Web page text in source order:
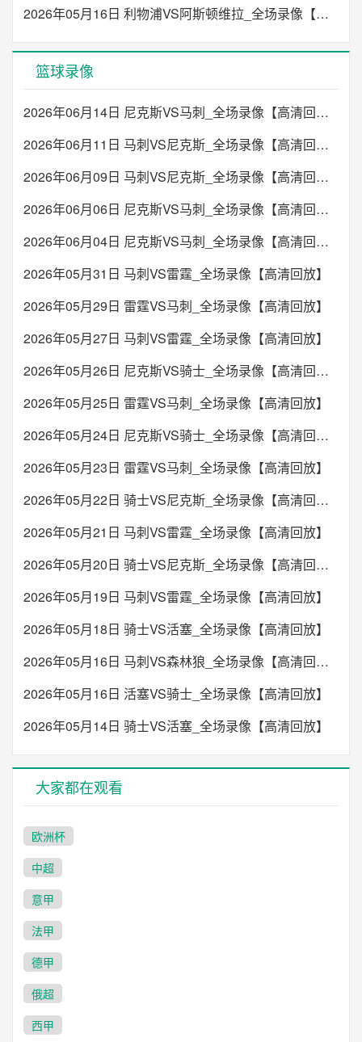
2026年05月16日 利物浦VS阿斯顿维拉_全场录像【高清回放】
篮球录像
2026年06月14日 尼克斯VS马刺_全场录像【高清回放】
2026年06月11日 马刺VS尼克斯_全场录像【高清回放】
2026年06月09日 马刺VS尼克斯_全场录像【高清回放】
2026年06月06日 尼克斯VS马刺_全场录像【高清回放】
2026年06月04日 尼克斯VS马刺_全场录像【高清回放】
2026年05月31日 马刺VS雷霆_全场录像【高清回放】
2026年05月29日 雷霆VS马刺_全场录像【高清回放】
2026年05月27日 马刺VS雷霆_全场录像【高清回放】
2026年05月26日 尼克斯VS骑士_全场录像【高清回放】
2026年05月25日 雷霆VS马刺_全场录像【高清回放】
2026年05月24日 尼克斯VS骑士_全场录像【高清回放】
2026年05月23日 雷霆VS马刺_全场录像【高清回放】
2026年05月22日 骑士VS尼克斯_全场录像【高清回放】
2026年05月21日 马刺VS雷霆_全场录像【高清回放】
2026年05月20日 骑士VS尼克斯_全场录像【高清回放】
2026年05月19日 马刺VS雷霆_全场录像【高清回放】
2026年05月18日 骑士VS活塞_全场录像【高清回放】
2026年05月16日 马刺VS森林狼_全场录像【高清回放】
2026年05月16日 活塞VS骑士_全场录像【高清回放】
2026年05月14日 骑士VS活塞_全场录像【高清回放】
大家都在观看
欧洲杯
中超
意甲
法甲
德甲
俄超
西甲